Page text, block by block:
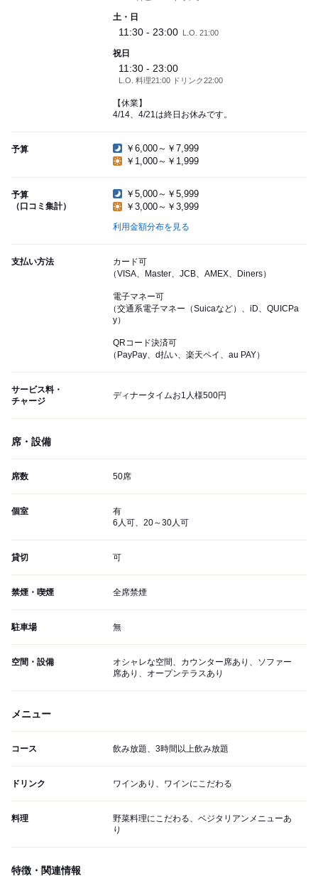
土・日
11:30 - 23:00 L.O. 21:00
祝日
11:30 - 23:00
L.O. 料理21:00 ドリンク22:00
【休業】
4/14、4/21は終日お休みです。
予算
￥6,000～￥7,999
￥1,000～￥1,999
予算
（口コミ集計）
￥5,000～￥5,999
￥3,000～￥3,999
利用金額分布を見る
支払い方法
カード可
（VISA、Master、JCB、AMEX、Diners）
電子マネー可
（交通系電子マネー（Suicaなど）、iD、QUICPa
y）
QRコード決済可
（PayPay、d払い、楽天ペイ、au PAY）
サービス料・
チャージ
ディナータイムお1人様500円
席・設備
席数 50席
個室
有
6人可、20～30人可
貸切 可
禁煙・喫煙 全席禁煙
駐車場 無
空間・設備
オシャレな空間、カウンター席あり、ソファー
席あり、オープンテラスあり
メニュー
コース 飲み放題、3時間以上飲み放題
ドリンク ワインあり、ワインにこだわる
料理
野菜料理にこだわる、ベジタリアンメニューあ
り
特徴・関連情報